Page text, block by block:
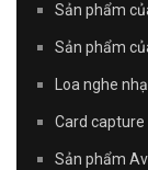
Sản phẩm
Sản phẩm
Loa nghe
Card capture
Sản phẩm